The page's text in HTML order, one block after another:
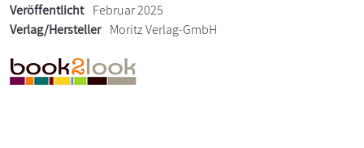
Veröffentlicht Februar 2025
Verlag/Hersteller Moritz Verlag-GmbH